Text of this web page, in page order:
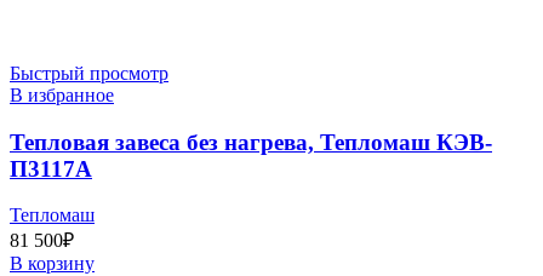
Быстрый просмотр
В избранное
Тепловая завеса без нагрева, Тепломаш КЭВ-
П3117A
Тепломаш
81 500₽
В корзину